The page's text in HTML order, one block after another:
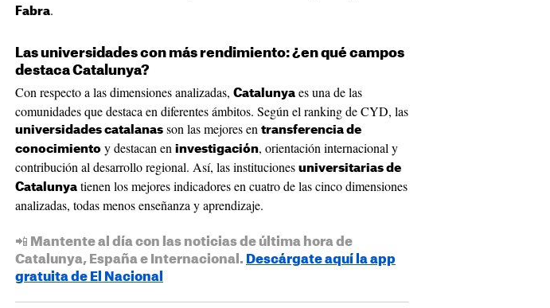
Fabra.
Las universidades con más rendimiento: ¿en qué campos
destaca Catalunya?
Con respecto a las dimensiones analizadas, Catalunya es una de las
comunidades que destaca en diferentes ámbitos. Según el ranking de CYD, las
universidades catalanas son las mejores en transferencia de
conocimiento y destacan en investigación, orientación internacional y
contribución al desarrollo regional. Así, las instituciones universitarias de
Catalunya tienen los mejores indicadores en cuatro de las cinco dimensiones
analizadas, todas menos enseñanza y aprendizaje.
📲 Mantente al día con las noticias de última hora de
Catalunya, España e Internacional. Descárgate aquí la app
gratuita de El Nacional